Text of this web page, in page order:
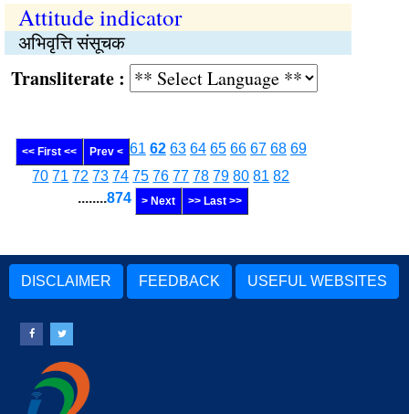
Attitude indicator
अभिवृत्ति संसूचक
:
<< First << Prev < 61 62 63 64 65 66 67 68 69
70 71 72 73 74 75 76 77 78 79 80 81 82
........874 > Next >> Last >>
DISCLAIMER FEEDBACK USEFUL WEBSITES